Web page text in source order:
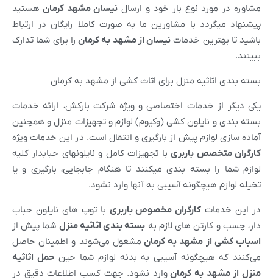
مشاوره در مورد نوع بار خود و ارسال نیسانمشهدکرمان هستید
پیشنهاد میگردد با مشاورین ما به صورت کاملا رایگان در ارتباط
باشید تا بهترین خدمات نیسان ازمشهد بهکرمان را برای شما تدارک
ببینند.
بسته بندی اثاثیه منزل برای اثاث کشی از مشهد به کرمان
یکی دیگر از خدمات اختصاصی و ویژه شرکت بارکش، ارائه خدمات
بسته بندی و نایلون کشی (وکیوم) لوازم و تجهیزات منزل و همچنین
آماده سازی لوازم پیش از بارگیری و انتقال است. در این خدمات ویژه
کارگران متخصص باربریبا تجهیزات کامل و نایلونهای حبابدار کلیه
لوازم شما را بسته بندی میکنند تا هنگام جابجایی، بارگیری و یا
تخیله لوازم هیچگونه آسیبی به آنها وارد نشود.
در این خدمات کارگران مخصوص باربری با توپ های نایلون حباب
دار، چسب و کارتن های لازم به بسته بندی اثاثیه منزل شما پیش از
اسباب کشی از مشهد به کرمان مشغول می‌شوند و اطمینان حاصل
می‌کنند که هیچگونه آسیبی به بدنه لوازم شما حین حمل اثاثیه
منزل ازمشهد به کرمانوارد نشود. جهت کسب اطلاعات دقیق در